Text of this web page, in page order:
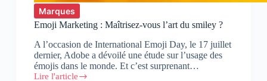
Marques
Emoji Marketing : Maîtrisez-vous l’art du smiley ?
A l’occasion de International Emoji Day, le 17 juillet
dernier, Adobe a dévoilé une étude sur l’usage des
émojis dans le monde. Et c’est surprenant…
Lire l'article